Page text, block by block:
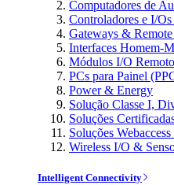
Computadores de
Controladores e I/
Gateways &
Interfaces Homem-
Módulos I/O
PCs para Painel
Power & Energy
Solução Classe I,
Soluções
Soluções Webaccess
Wireless I/O &
Intelligent Connectivity